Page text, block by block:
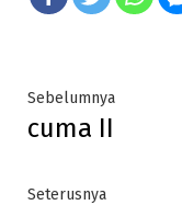
Post
navigation
SebelumnyaPrevious
cuma II
SeterusnyaNext